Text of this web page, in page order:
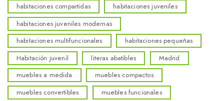
habitaciones compartidas
habitaciones juveniles
habitaciones juveniles modernas
habitaciones multifuncionales
habitaciones pequeñas
Habitación juvenil
literas abatibles
Madrid
muebles a medida
muebles compactos
muebles convertibles
muebles funcionales